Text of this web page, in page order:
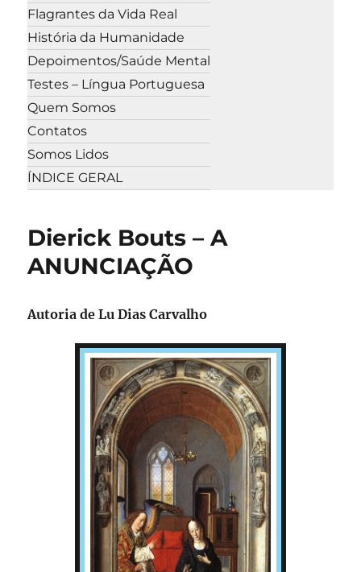
Flagrantes da Vida Real
História da Humanidade
Depoimentos/Saúde Mental
Testes – Língua Portuguesa
Quem Somos
Contatos
Somos Lidos
ÍNDICE GERAL
Dierick Bouts – A
ANUNCIAÇÃO
Autoria deLu Dias Carvalho